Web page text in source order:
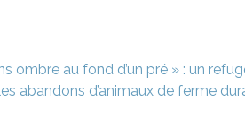
ombre au fond d’un pré » : un
abandons d’animaux de ferme